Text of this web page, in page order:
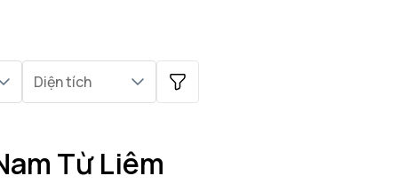
Diện tích
Từ Liêm